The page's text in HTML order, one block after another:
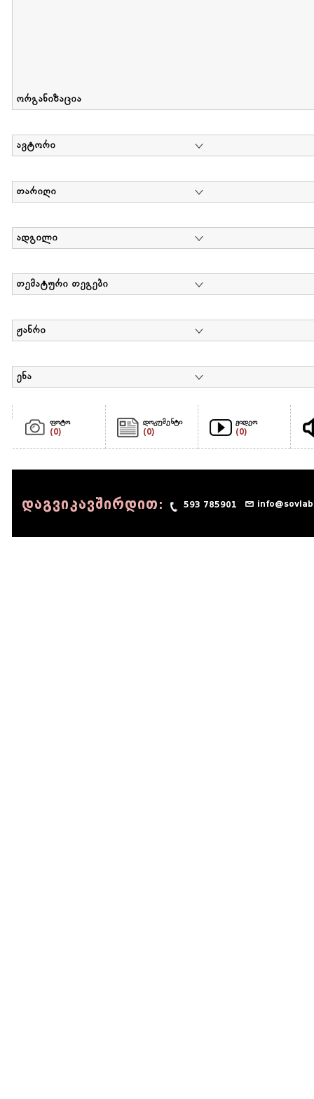
ორგანიზაცია
ავტორი
თარიღი
ადგილი
თემატური თეგები
ჟანრი
ენა
ფოტო
(0)
დოკუმენტი
(0)
ვიდეო
(0)
დაგვიკავშირდით: 593 785901